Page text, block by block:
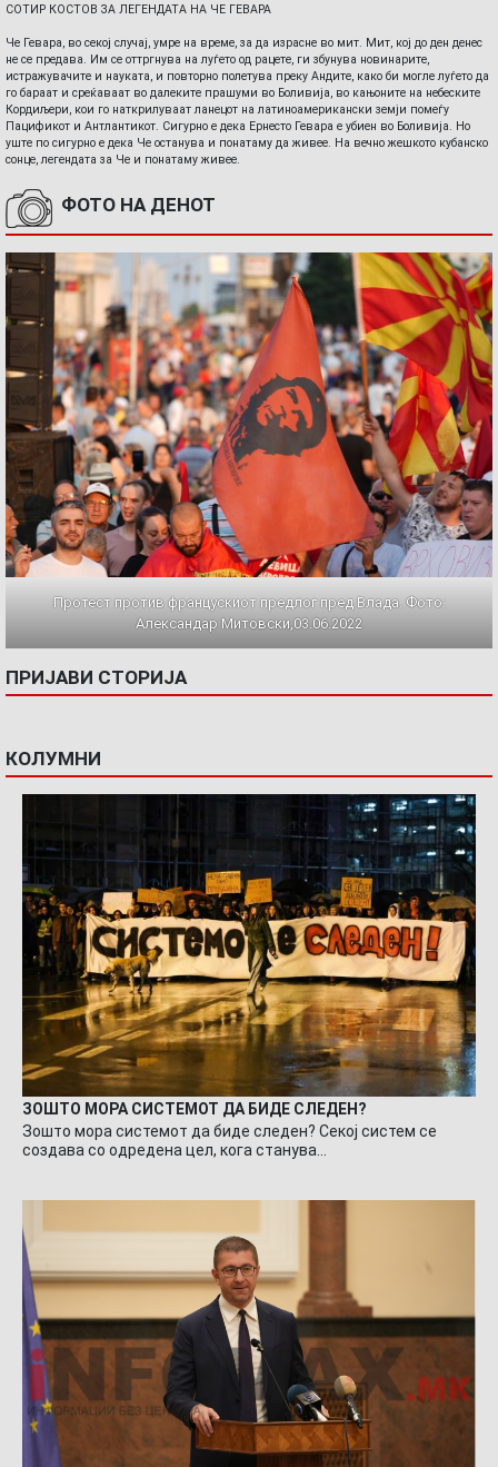
СОТИР КОСТОВ ЗА ЛЕГЕНДАТА НА ЧЕ ГЕВАРА
Че Гевара, во секој случај, умре на време, за да израсне во мит. Мит, кој до ден денес
не се предава. Им се оттргнува на луѓето од рацете, ги збунува новинарите,
истражувачите и науката, и повторно полетува преку Андите, како би могле луѓето да
го бараат и среќаваат во далеките прашуми во Боливија, во кањоните на небеските
Кордиљери, кои го наткрилуваат ланецот на латиноамерикански земји помеѓу
Пацификот и Антлантикот. Сигурно е дека Ернесто Гевара е убиен во Боливија. Но
уште по сигурно е дека Че останува и понатаму да живее. На вечно жешкото кубанско
сонце, легендата за Че и понатаму живее.
ФОТО НА ДЕНОТ
Протест против францускиот предлог пред Влада. Фото:
Александар Митовски,03.06.2022
ПРИЈАВИ СТОРИЈА
КОЛУМНИ
ЗОШТО МОРА СИСТЕМОТ ДА БИДЕ СЛЕДЕН?
Зошто мора системот да биде следен? Секој систем се
создава со одредена цел, кога станува…